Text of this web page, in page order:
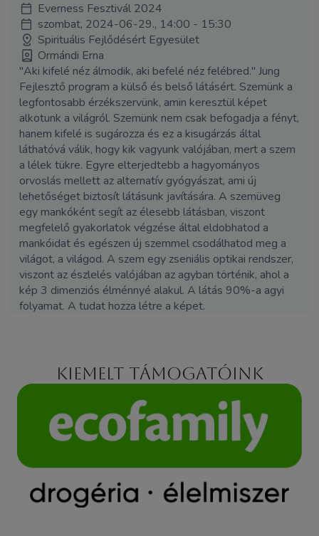
Everness Fesztivál 2024
szombat, 2024-06-29., 14:00 - 15:30
Spirituális Fejlődésért Egyesület
Ormándi Erna
"Aki kifelé néz álmodik, aki befelé néz felébred." Jung
Fejlesztő program a külső és belső látásért. Szemünk a
legfontosabb érzékszervünk, amin keresztül képet
alkotunk a világról. Szemünk nem csak befogadja a fényt,
hanem kifelé is sugározza és ez a kisugárzás által
láthatóvá válik, hogy kik vagyunk valójában, mert a szem
a lélek tükre. Egyre elterjedtebb a hagyományos
orvoslás mellett az alternatív gyógyászat, ami új
lehetőséget biztosít látásunk javítására. A szemüveg
egy mankóként segít az élesebb látásban, viszont
megfelelő gyakorlatok végzése által eldobhatod a
mankóidat és egészen új szemmel csodálhatod meg a
világot, a világod. A szem egy zseniális optikai rendszer,
viszont az észlelés valójában az agyban történik, ahol a
kép 3 dimenziós élménnyé alakul. A látás 90%-a agyi
folyamat. A tudat hozza létre a képet.
Kiemelt támogatóink